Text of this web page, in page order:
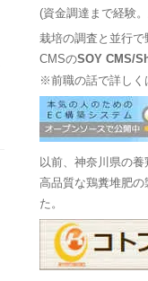
(資金調達まで経験
栽培の調査と並行
CMSのSOY CMS/
※前職の話で詳しく
以前、神奈川県の養
高品質な鶏糞堆肥
た。